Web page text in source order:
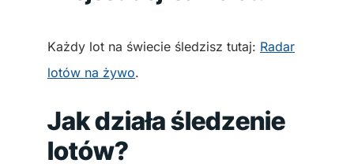
Każdy lot na świecie śledzisz tutaj: Radar
lotów na żywo.
Jak działa śledzenie
lotów?